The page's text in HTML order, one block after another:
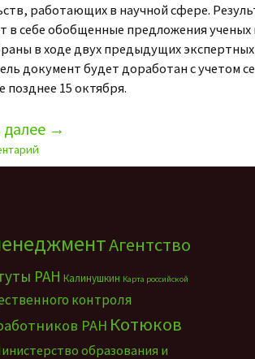
работающих в научной сфере.
в себе обобщенные предложения
в ходе двух предыдущих
документ будет доработан с учетом
позднее 15 октября.
→
Агентство
РАН Калинушкин Карта российской
контроля
РАН Котюков
образования и